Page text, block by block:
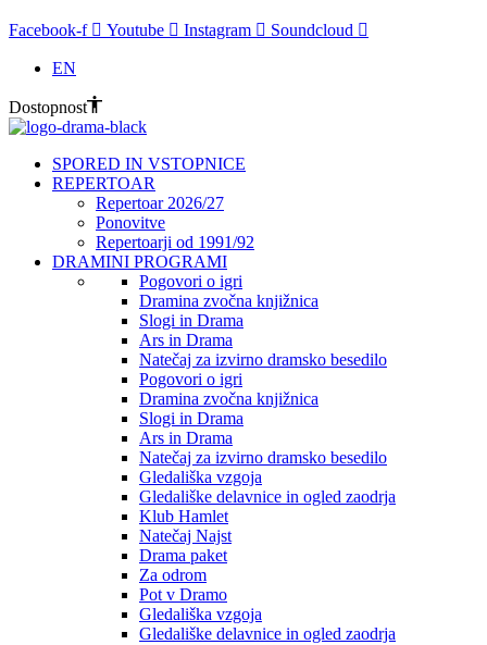
Facebook-f Youtube Instagram Soundcloud
EN
Dostopnost
SPORED IN VSTOPNICE
REPERTOAR
Repertoar 2026/27
Ponovitve
Repertoarji od 1991/92
DRAMINI PROGRAMI
Pogovori o igri
Dramina zvočna knjižnica
Slogi in Drama
Ars in Drama
Natečaj za izvirno dramsko besedilo
Pogovori o igri
Dramina zvočna knjižnica
Slogi in Drama
Ars in Drama
Natečaj za izvirno dramsko besedilo
Gledališka vzgoja
Gledališke delavnice in ogled zaodrja
Klub Hamlet
Natečaj Najst
Drama paket
Za odrom
Pot v Dramo
Gledališka vzgoja
Gledališke delavnice in ogled zaodrja